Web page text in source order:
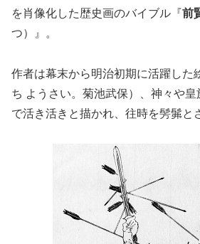
を肖像化した歴史画のバイブル『前
つ）』。
作者は幕末から明治初期に活躍した
ち ようさい。菊池武保）、神々や皇
で活き活きと描かれ、往時を髣髴と